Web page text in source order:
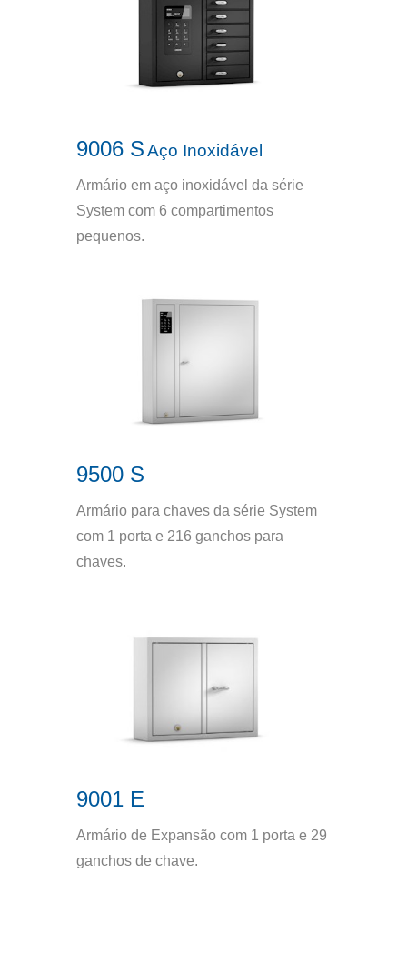
9006 SAço Inoxidável
Armário em aço inoxidável da série
System com 6 compartimentos
pequenos.
9500 S
Armário para chaves da série System
com 1 porta e 216 ganchos para
chaves.
9001 E
Armário de Expansão com 1 porta e 29
ganchos de chave.